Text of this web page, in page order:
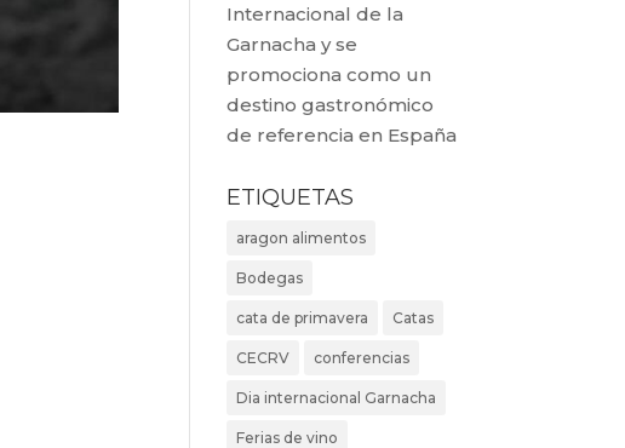
Internacional de la
Garnacha y se
promociona como un
destino gastronómico
de referencia en España
ETIQUETAS
aragon alimentos
Bodegas
cata de primavera Catas
CECRV conferencias
Dia internacional Garnacha
Ferias de vino